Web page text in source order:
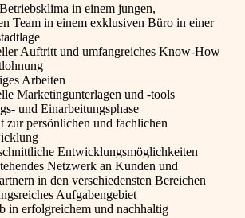
in einem jungen,
Team in einem exklusiven Büro in einer
Auftritt und umfangreiches Know-How
Arbeiten
Marketingunterlagen und -tools
und Einarbeitungsphase
zur persönlichen und fachlichen
Entwicklungsmöglichkeiten
Netzwerk an Kunden und
in den verschiedensten Bereichen
Aufgabengebiet
in erfolgreichem und nachhaltig